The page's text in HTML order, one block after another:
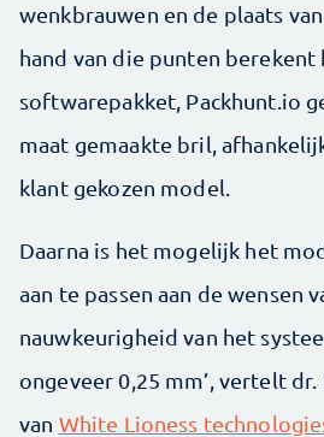
wenkbrauwen en de plaats
hand van die punten berekent
softwarepakket, Packhunt.io
maat gemaakte bril,
klant gekozen model.
Daarna is het mogelijk het
aan te passen aan de wensen
nauwkeurigheid van het
ongeveer 0,25 mm’, vertelt
van White Lioness